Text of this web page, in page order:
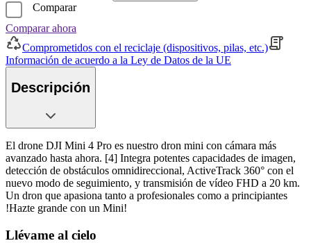
Comparar
Comparar ahora
Comprometidos con el reciclaje (dispositivos, pilas, etc.)
Información de acuerdo a la Ley de Datos de la UE
Descripción
El drone DJI Mini 4 Pro es nuestro dron mini con cámara más
avanzado hasta ahora. [4] Integra potentes capacidades de imagen,
detección de obstáculos omnidireccional, ActiveTrack 360° con el
nuevo modo de seguimiento, y transmisión de vídeo FHD a 20 km.
Un dron que apasiona tanto a profesionales como a principiantes
!Hazte grande con un Mini!
Llévame al cielo